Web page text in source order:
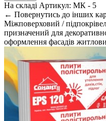
На складі Артикул: МК - 5
← Повернутись до інших
Міжповерховий /
призначений для
оформлення фасадів